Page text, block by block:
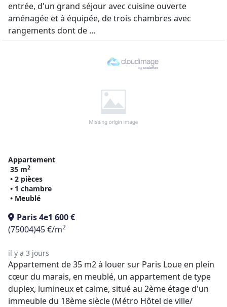
entrée, d'un grand séjour avec cuisine ouverte
aménagée et à équipée, de trois chambres avec
rangements dont de ...
Appartement
35 m2
• 2 pièces
• 1 chambre
• Meublé
Paris 4e1 600 €
(75004)45 €/m2
il y a 3 jours
Appartement de 35 m2 à louer sur Paris Loue en plein
cœur du marais, en meublé, un appartement de type
duplex, lumineux et calme, situé au 2ème étage d'un
immeuble du 18ème siècle (Métro Hôtel de ville/